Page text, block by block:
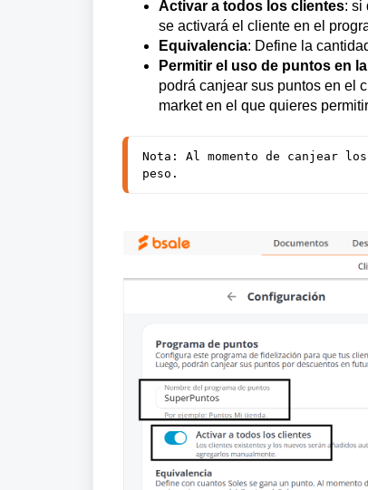
Activar a todos los clientes: si
se activará el cliente en el
Equivalencia: Define la
Permitir el uso de puntos en
podrá canjear sus puntos en el
market en el que quieres
Nota: Al momento de canjear
peso.